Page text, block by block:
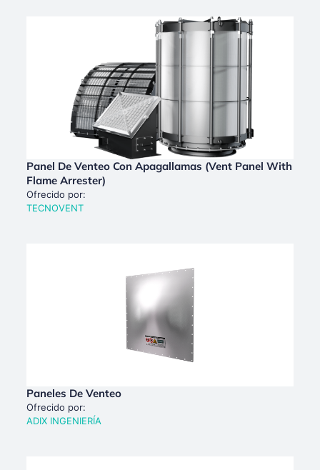
Panel De Venteo Con Apagallamas (Vent Panel With
Flame Arrester)
Ofrecido por:
TECNOVENT
Paneles De Venteo
Ofrecido por:
ADIX INGENIERÍA